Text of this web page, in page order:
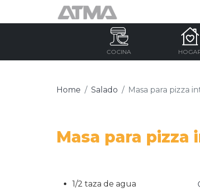
COCINA
Home Salado Masa para pizza
Masa para pizza
1/2 taza de agua